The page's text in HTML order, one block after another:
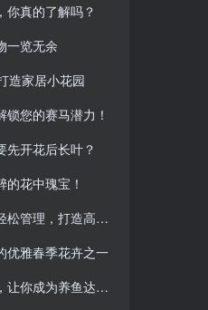
你真的了解吗？
一览无余
造家居小花园
您的赛马潜力！
先开花后长叶？
花中瑰宝！
理，打造高收益！
优雅春季花卉之一
成为养鱼达人！
你真的了解吗？
一览无余
造家居小花园
您的赛马潜力！
先开花后长叶？
花中瑰宝！
理，打造高收益！
优雅春季花卉之一
成为养鱼达人！